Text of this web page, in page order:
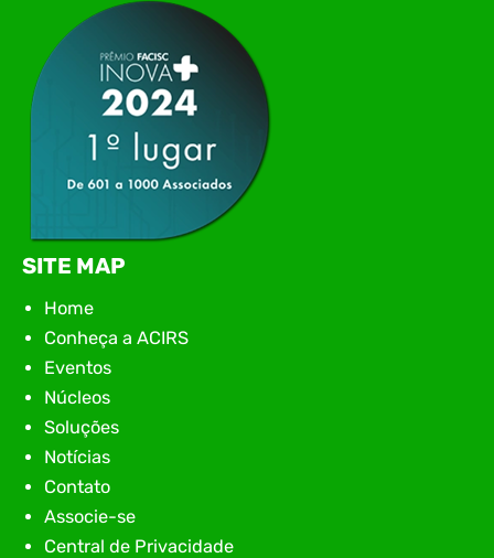
encontro aconteceu em Rio…
SITE MAP
Home
Conheça a ACIRS
Eventos
Núcleos
Soluções
Notícias
Contato
Associe-se
Central de Privacidade